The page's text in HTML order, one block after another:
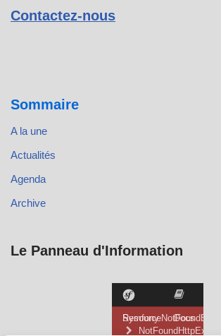
Contactez-nous
Sommaire
A la une
Actualités
Agenda
Archive
Le Panneau d'Information